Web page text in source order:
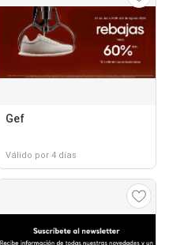
Gef
Válido por 4 días